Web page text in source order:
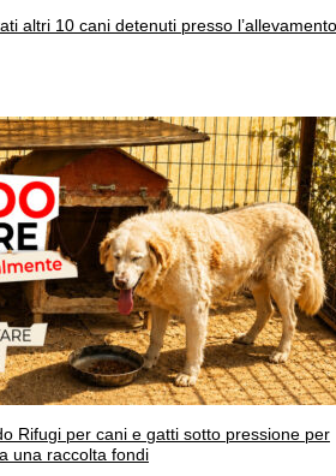
altri 10 cani detenuti presso l’allevamento
Rifugi per cani e gatti sotto pressione per
una raccolta fondi